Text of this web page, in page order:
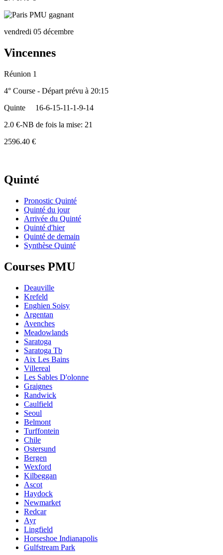
vendredi 05 décembre
Vincennes
Réunion 1
4° Course - Départ prévu à 20:15
Quinte
16-6-15-11-1-9-14
2.0 €-NB de fois la mise: 21
2596.40 €
Quinté
Pronostic Quinté
Quinté du jour
Arrivée du Quinté
Quinté d'hier
Quinté de demain
Synthèse Quinté
Courses PMU
Deauville
Krefeld
Enghien Soisy
Argentan
Avenches
Meadowlands
Saratoga
Saratoga Tb
Aix Les Bains
Villereal
Les Sables D'olonne
Graignes
Randwick
Caulfield
Seoul
Belmont
Turffontein
Chile
Ostersund
Bergen
Wexford
Kilbeggan
Ascot
Haydock
Newmarket
Redcar
Ayr
Lingfield
Horseshoe Indianapolis
Gulfstream Park